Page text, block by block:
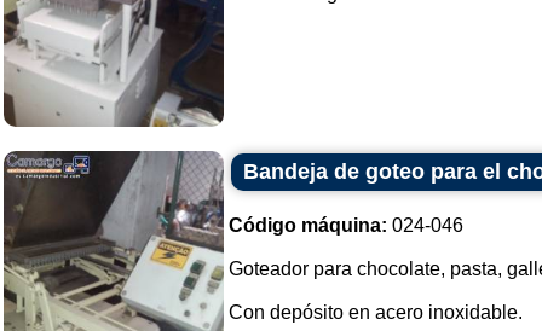
Bandeja de goteo para el
Código máquina: 024-046
Goteador para chocolate, pasta,
Con depósito en acero inoxidable.